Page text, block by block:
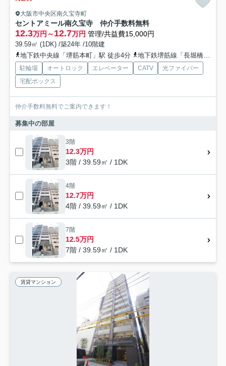
大阪市中央区南久宝寺町
セントアミール南久宝寺 仲介手数料無料
12.3万円～12.7万円 管理/共益費15,000円
39.59㎡ (1DK) /築24年 /10階建
地下鉄中央線「堺筋本町」駅 徒歩4分
地下鉄堺筋線「長堀橋」駅 徒歩5分
駐輪場 オートロック エレベーター CATV
光ファイバー
宅配ボックス
仲介手数料無料でご案内できます！
募集中の部屋
3階
12.3万円
3階 / 39.59㎡ / 1DK
4階
12.7万円
4階 / 39.59㎡ / 1DK
7階
12.5万円
7階 / 39.59㎡ / 1DK
賃貸マンション